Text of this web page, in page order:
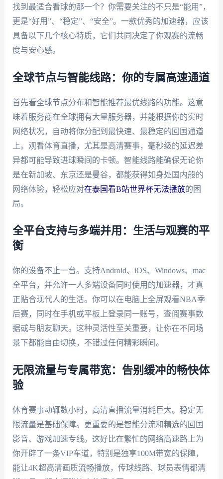
找到最适合看球的那一个？你需要关注的不只是“能用”，
更是“好用”、“稳定”、“安全”。一款优秀的加速器，应该
具备以下几个核心特质，它们共同决定了你观赛的流畅
度与安心感。
全球节点与智能线路：你的专属高速通道
首先看全球节点分布和智能推荐最优线路的功能。这意
味着服务商在全球拥有大量服务器，并能根据你的实时
网络状况，自动将你分配到最快速、最稳定的回国通道
上。观看体育直播，尤其是高清赛事，毫秒级的延迟差
异都可能导致进球瞬间的卡顿。智能线路能确保无论你
是在新加坡、东京还是曼谷，都能获得如身处国内般的
网络体验，轻松应对在泰国看B站世界杯无法播放的困
局。
全平台支持与多端并用：生活与观赛的平
衡
你的设备不止一台。支持Android、iOS、Windows、mac
全平台，并允许一人多端设备同时使用的加速器，才真
正贴合现代人的生活。你可以在电脑上全屏观看NBA季
后赛，同时在手机或平板上登录同一账号，查阅赛事数
据或与朋友聊天。这种灵活性至关重要，让你在不同场
景下都能自由切换，不错过任何精彩瞬间。
无限流量与专属带宽：告别缓冲的畅快体
验
体育赛事动辄数小时，高清直播流量消耗巨大。稳定无
限流量是基础保障。更重要的是智能分流和精选的回国
影音、游戏加速专线。这好比在繁忙的网络高速路上为
你开辟了一条VIP车道，特别是独享100M带宽的保障，
能让4K超高清画质流畅播放，传球线路、球员表情都清